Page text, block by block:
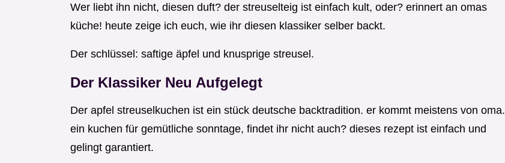
Wer liebt ihn nicht, diesen duft? der streuselteig ist einfach kult, oder? erinnert an omas
küche! heute zeige ich euch, wie ihr diesen klassiker selber backt.
Der schlüssel: saftige äpfel und knusprige streusel.
Der Klassiker Neu Aufgelegt
Der apfel streuselkuchen ist ein stück deutsche backtradition. er kommt meistens von oma.
ein kuchen für gemütliche sonntage, findet ihr nicht auch? dieses rezept ist einfach und
gelingt garantiert.